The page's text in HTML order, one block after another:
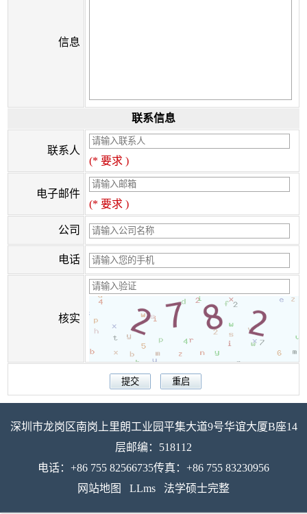
信息
联系信息
联系人
(* 要求 )
电子邮件
(* 要求 )
公司
电话
核实
深圳市龙岗区南岗上里朗工业园平集大道9号华谊大厦B座14
层邮编：518112
电话：+86 755 82566735传真：+86 755 83230956
网站地图
LLms 法学硕士完整